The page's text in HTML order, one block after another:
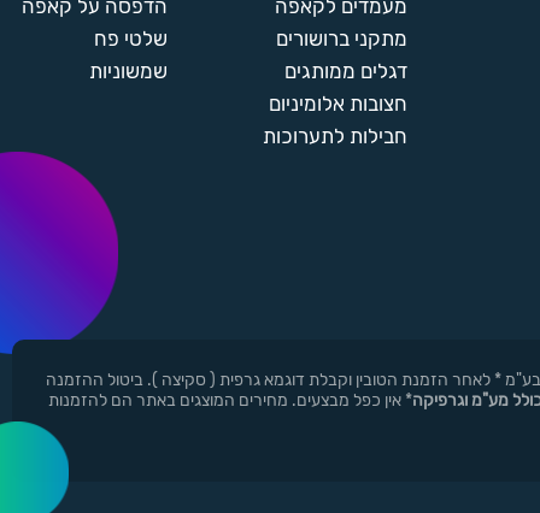
מעמדים לקאפה
מתקני ברושורים
דגלים ממותגים
חצובות אלומיניום
חבילות לתערוכות
הדפסה על קאפה
שלטי פח
שמשוניות
ר.י.ד בע"מ * לאחר הזמנת הטובין וקבלת דוגמא גרפית ( סקיצה ). ביטול ההזמנה
מע"מ וגרפיקה* אין כפל מבצעים. מחירים המוצגים באתר הם להזמנות